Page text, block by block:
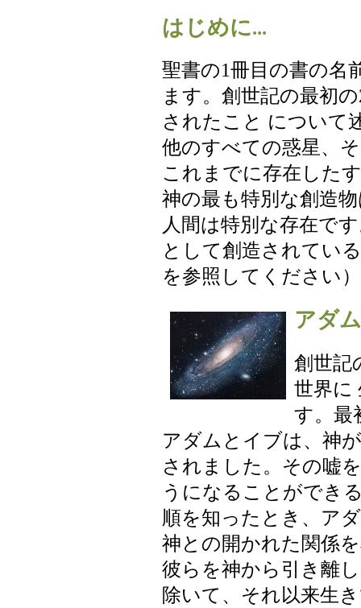
はじめに...
聖書の1冊目の書の名
ます。創世記の最初
されたこと について
他のすべての惑星、
これまでに存在した
神の最も特別な創造
人間は特別な存在で
として創造されてい
を参照してください）
アダ
創世記
世界に
す。最
アダムとイブは、神
されました。その嘘
うになることができ
順を知ったとき、ア
神との開かれた関係
彼らを神から引き離
除いて、それ以来生